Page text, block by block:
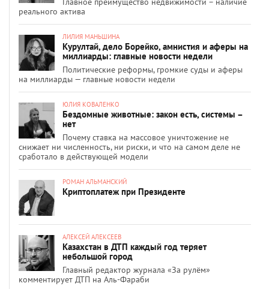
реального актива
ЛИЛИЯ МАНЬШИНА
Курултай, дело Борейко, амнистия и аферы на
миллиарды: главные новости недели
Политические реформы, громкие суды и аферы
на миллиарды — главные новости недели
ЮЛИЯ КОВАЛЕНКО
Бездомные животные: закон есть, системы –
нет
Почему ставка на массовое уничтожение не
снижает ни численность, ни риски, и что на самом деле не
сработало в действующей модели
РОМАН АЛЬМАНСКИЙ
Криптоплатеж при Президенте
АЛЕКСЕЙ АЛЕКСЕЕВ
Казахстан в ДТП каждый год теряет
небольшой город
Главный редактор журнала «За рулём»
комментирует ДТП на Аль-Фараби